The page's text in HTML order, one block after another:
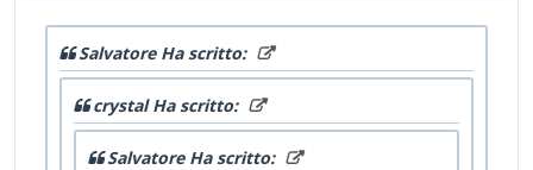
Salvatore Ha scritto:
crystal Ha scritto:
Salvatore Ha scritto: